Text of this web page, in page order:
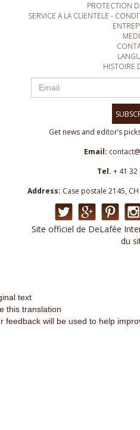
PROTECTION
SERVICE A LA CLIENTELE -
HISTOIRE
Get news and editor’s
Email:
Tel. + 41 32
Address: Case postale 2145,
Site officiel de DeLafée
du
text
this translation
feedback will be used to help